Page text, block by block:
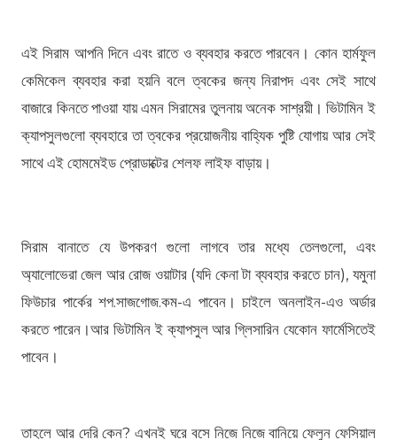
এই সিরাম আপনি দিনে এবং রাতে ও ব্যবহার করতে পারবেন। কোন হার্মফুল
কেমিকেল ব্যবহার করা হয়নি বলে ত্বকের জন্য নিরাপদ এবং সেই সাথে
বাজারে কিনতে পাওয়া যায় এমন সিরামের তুলনায় অনেক সাশ্রয়ী। ভিটামিন ই
ক্যাপসুলগুলো ব্যবহারে তা ত্বকের প্রয়োজনীয় বাহ্যিক পুষ্টি যোগায় আর সেই
সাথে এই হোমমেইড প্রোডাক্টের শেলফ লাইফ বাড়ায়।
সিরাম বানাতে যে উপকরণ গুলো লাগবে তার মধ্যে তেলগুলো, এবং
অ্যালোভেরা জেল আর রোজ ওয়াটার (যদি কেনা টা ব্যবহার করতে চান), যমুনা
ফিউচার পার্কেরশপ.সাজগোজ.কম-এ পাবেন। চাইলে অনলাইন-এও অর্ডার
করতে পারেন।আর ভিটামিন ই ক্যাপসুল আর গ্লিসারিন যেকোন ফার্মেসিতেই
পাবেন।
তাহলে আর দেরি কেন? এখনই ঘরে বসে নিজে নিজে বানিয়ে ফেলুন ফেসিয়াল